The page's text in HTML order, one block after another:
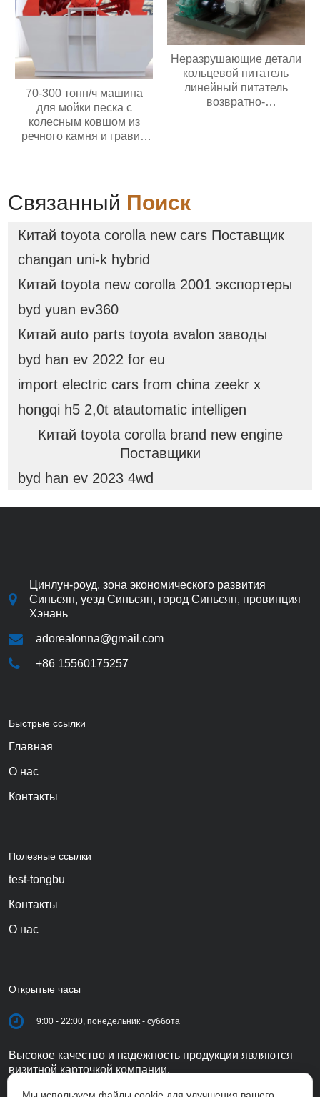
70-300 тонн/ч машина
для мойки песка с
колесным ковшом из
речного камня и гравия
Цена в Индонезии
Неразрушающие детали
кольцевой питатель
линейный питатель
возвратно-
Связанный Поиск
Китай toyota corolla new cars Поставщик
changan uni-k hybrid
Китай toyota new corolla 2001 экспортеры
byd yuan ev360
Китай auto parts toyota avalon заводы
byd han ev 2022 for eu
import electric cars from china zeekr x
hongqi h5 2,0t atautomatic intelligen
Китай toyota corolla brand new engine
Поставщики
byd han ev 2023 4wd
Цинлун-роуд, зона экономического развития
Синьсян, уезд Синьсян, город Синьсян, провинция
Хэнань
adorealonna@gmail.com
+86 15560175257
Быстрые ссылки
Главная
О нас
Контакты
Полезные ссылки
test-tongbu
Контакты
О нас
Открытые часы
9:00 - 22:00, понедельник - суббота
Высокое качество и надежность продукции являются
визитной карточкой компании.